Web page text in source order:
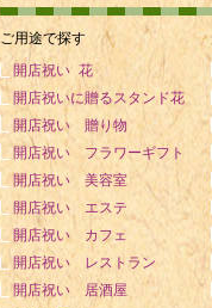
ご用途で探す
開店祝い 花
開店祝いに贈るスタンド花
開店祝い 贈り物
開店祝い フラワーギフト
開店祝い 美容室
開店祝い エステ
開店祝い カフェ
開店祝い レストラン
開店祝い 居酒屋